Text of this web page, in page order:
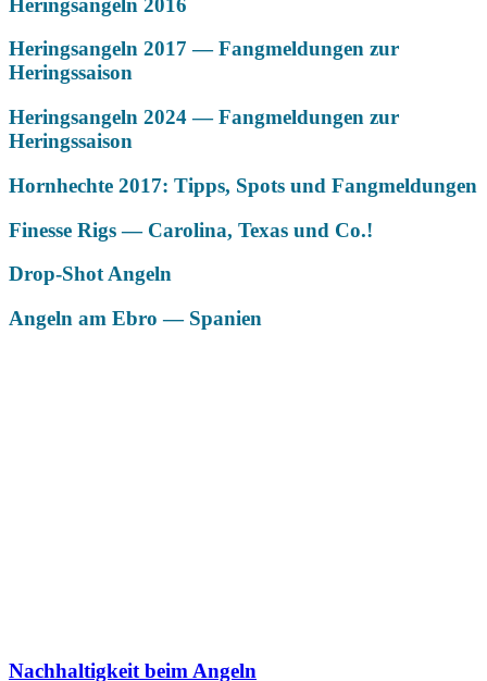
Heringsangeln 2016
Heringsangeln 2017 — Fangmeldungen zur
Heringssaison
Heringsangeln 2024 — Fangmeldungen zur
Heringssaison
Hornhechte 2017: Tipps, Spots und Fangmeldungen
Finesse Rigs — Carolina, Texas und Co.!
Drop-Shot Angeln
Angeln am Ebro — Spanien
Nachhaltigkeit beim Angeln